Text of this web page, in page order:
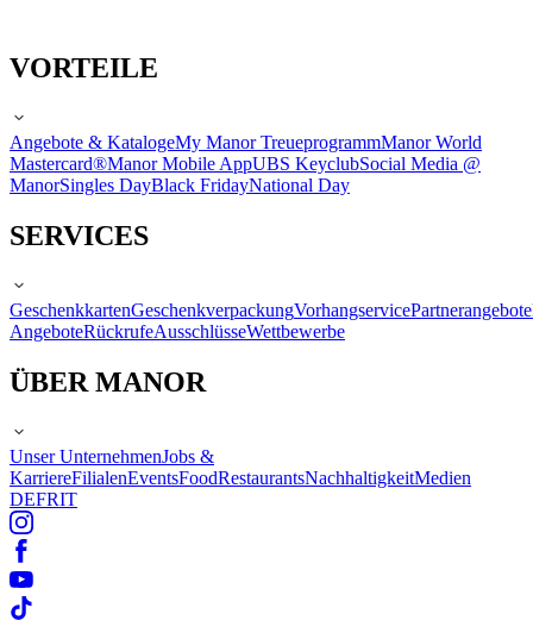
VORTEILE
Angebote & KatalogeMy Manor TreueprogrammManor World
Mastercard®Manor Mobile AppUBS KeyclubSocial Media @
ManorSingles DayBlack FridayNational Day
SERVICES
GeschenkkartenGeschenkverpackungVorhangservicePartnerangebote
AngeboteRückrufeAusschlüsseWettbewerbe
ÜBER MANOR
Unser UnternehmenJobs &
KarriereFilialenEventsFoodRestaurantsNachhaltigkeitMedien
DEFRIT